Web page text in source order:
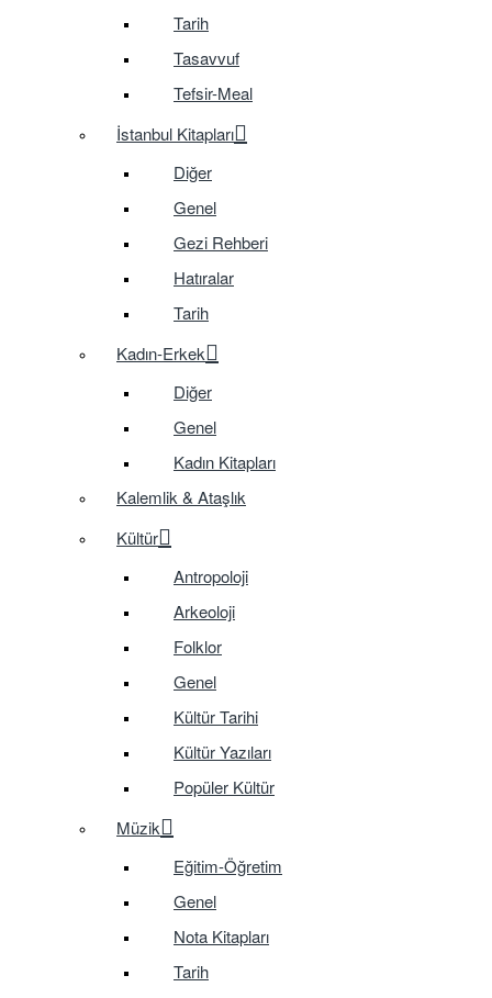
Tarih
Tasavvuf
Tefsir-Meal
İstanbul Kitapları
Diğer
Genel
Gezi Rehberi
Hatıralar
Tarih
Kadın-Erkek
Diğer
Genel
Kadın Kitapları
Kalemlik & Ataşlık
Kültür
Antropoloji
Arkeoloji
Folklor
Genel
Kültür Tarihi
Kültür Yazıları
Popüler Kültür
Müzik
Eğitim-Öğretim
Genel
Nota Kitapları
Tarih